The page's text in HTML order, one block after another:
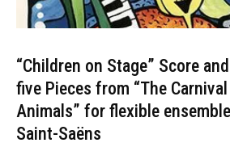
“Children on Stage” Score
five Pieces from “The
Animals” for flexible
Saint-Saëns